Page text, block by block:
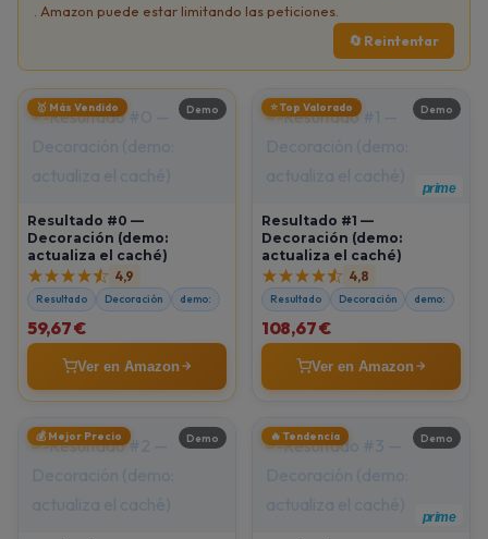
. Amazon puede estar limitando las peticiones.
🔄 Reintentar
🥇 Más Vendido Demo
Resultado #0 —
Decoración (demo:
actualiza el caché)
4,9
Resultado Decoración demo:
59,67 €
Ver en Amazon
⭐ Top Valorado Demo
prime
Resultado #1 —
Decoración (demo:
actualiza el caché)
4,8
Resultado Decoración demo:
108,67 €
Ver en Amazon
💰 Mejor Precio Demo 🔥 Tendencia Demo
prime